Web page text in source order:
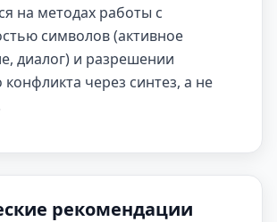
на методах работы с
символов (активное
диалог) и разрешении
конфликта через синтез, а не
рекомендации